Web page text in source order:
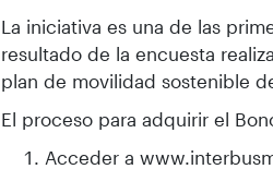
La iniciativa es una de las
resultado de la encuesta
plan de movilidad sostenible
El proceso para adquirir el
Acceder a